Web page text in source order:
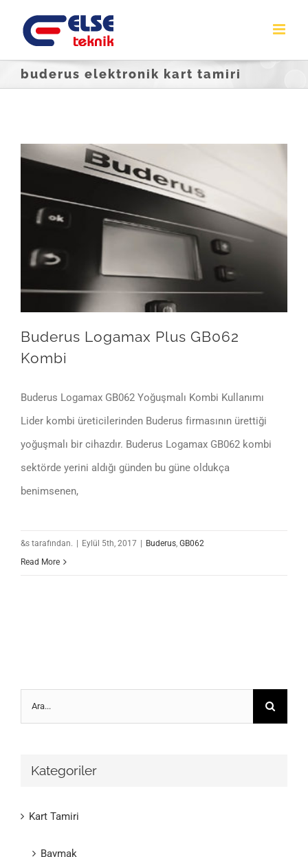
content
buderus elektronik kart tamiri
Buderus Logamax Plus GB062
Kombi
Buderus Logamax GB062 Yoğuşmalı Kombi Kullanımı
Lider kombi üreticilerinden Buderus firmasının ürettiği
yoğuşmalı bir cihazdır. Buderus Logamax GB062 kombi
sektörde yerini aldığı günden bu güne oldukça
benimsenen,
&s tarafından. Eylül 5th, 2017 Buderus, GB062
Read More
Ara:
Kategoriler
Kart Tamiri
Baymak